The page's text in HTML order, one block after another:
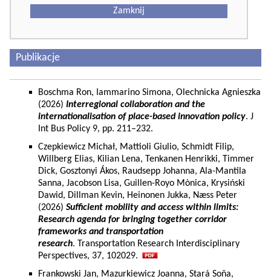
Zamknij
Publikacje
Boschma Ron, Iammarino Simona, Olechnicka Agnieszka
(2026) Interregional collaboration and the
internationalisation of place-based innovation policy. J
Int Bus Policy 9, pp. 211–232.
Czepkiewicz Michał, Mattioli Giulio, Schmidt Filip,
Willberg Elias, Kilian Lena, Tenkanen Henrikki, Timmer
Dick, Gosztonyi Ákos, Raudsepp Johanna, Ala-Mantila
Sanna, Jacobson Lisa, Guillen-Royo Mònica, Krysiński
Dawid, Dillman Kevin, Heinonen Jukka, Næss Peter
(2026) Sufficient mobility and access within limits:
Research agenda for bringing together corridor
frameworks and transportation
research. Transportation Research Interdisciplinary
Perspectives, 37, 102029.
Frankowski Jan, Mazurkiewicz Joanna, Stará Soňa,